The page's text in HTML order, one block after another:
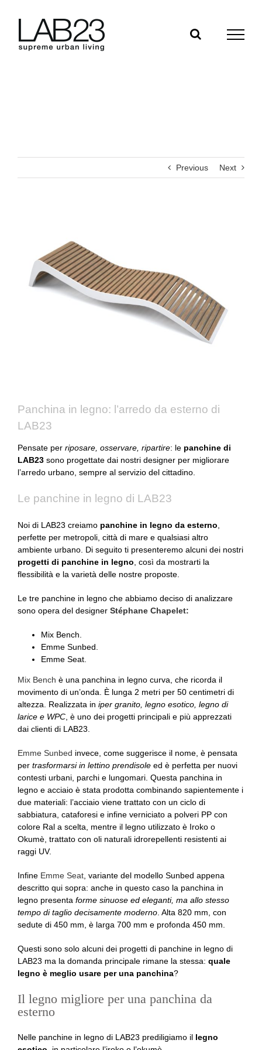
Previous Next
Panchina in legno: l’arredo da esterno di
LAB23
Pensate per riposare, osservare, ripartire: le panchine di
LAB23 sono progettate dai nostri designer per migliorare
l’arredo urbano, sempre al servizio del cittadino.
Le panchine in legno di LAB23
Noi di LAB23 creiamo panchine in legno da esterno
perfette per metropoli, città di mare e qualsiasi altro
ambiente urbano. Di seguito ti presenteremo alcuni dei nostri
progetti di panchine in legno , così da mostrarti la
flessibilità e la varietà delle nostre proposte.
Le tre panchine in legno che abbiamo deciso di analizzare
sono opera del designer Stéphane Chapelet:
Mix Bench.
Emme Sunbed.
Emme Seat.
Mix Bench è una panchina in legno curva, che ricorda il
movimento di un’onda. È lunga 2 metri per 50 centimetri di
altezza. Realizzata in iper granito, legno esotico, legno di
larice e WPC , è uno dei progetti principali e più apprezzati
dai clienti di LAB23.
Emme Sunbed invece, come suggerisce il nome, è pensata
per trasformarsi in lettino prendisole ed è perfetta per nuovi
contesti urbani, parchi e lungomari. Questa panchina in
legno e acciaio è stata prodotta combinando sapientemente i
due materiali: l’acciaio viene trattato con un ciclo di
sabbiatura, cataforesi e infine verniciato a polveri PP con
colore Ral a scelta, mentre il legno utilizzato è Iroko o
Okumè, trattato con oli naturali idrorepellenti resistenti ai
raggi UV.
Infine Emme Seat , variante del modello Sunbed appena
descritto qui sopra: anche in questo caso la panchina in
legno presenta forme sinuose ed eleganti, ma allo stesso
tempo di taglio decisamente moderno . Alta 820 mm, con
sedute di 450 mm, è larga 700 mm e profonda 450 mm.
Questi sono solo alcuni dei progetti di panchine in legno di
LAB23 ma la domanda principale rimane la stessa: quale
legno è meglio usare per una panchina?
Il legno migliore per una panchina da
esterno
Nelle panchine in legno di LAB23 prediligiamo il legno